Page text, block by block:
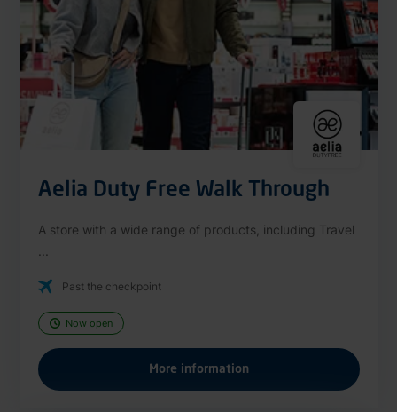
Aelia Duty Free Walk Through
A store with a wide range of products, including Travel
Past the checkpoint
Now open
More information